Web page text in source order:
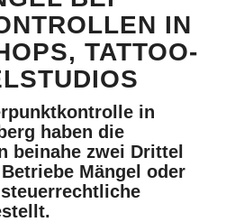
IN
TATTOO-
in
haben die
beinahe zwei Drittel
Mängel oder